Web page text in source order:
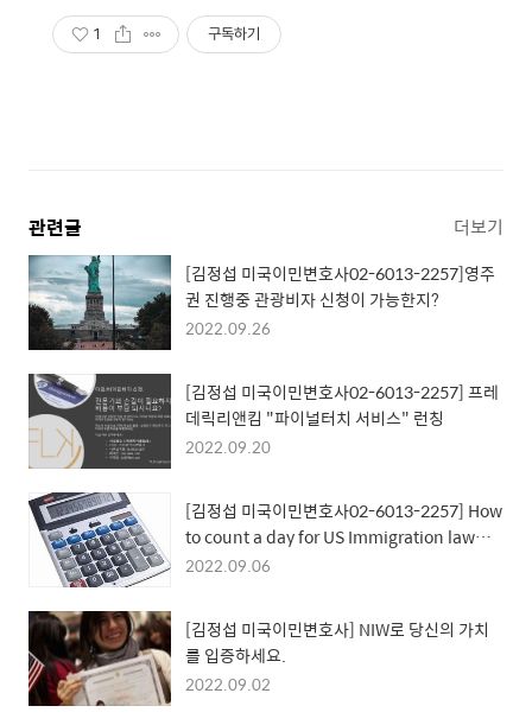
1 구독하기
관련글 더보기
[김정섭 미국이민변호사02-6013-2257]영주
권 진행중 관광비자 신청이 가능한지?
2022.09.26
[김정섭 미국이민변호사02-6013-2257] 프레
데릭리앤킴 "파이널터치 서비스" 런칭
2022.09.20
[김정섭 미국이민변호사02-6013-2257] How
to count a day for US Immigration law
purposes?
2022.09.06
[김정섭 미국이민변호사] NIW로 당신의 가치
를 입증하세요.
2022.09.02